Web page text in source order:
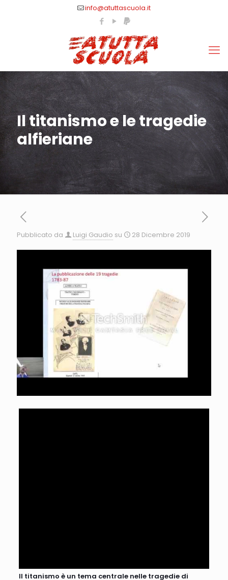
info@atuttascuola.it
Il titanismo e le tragedie
alfieriane
Pubblicato da Luigi Gaudio su 28 Dicembre 2019
Il titanismo è un tema centrale nelle tragedie di